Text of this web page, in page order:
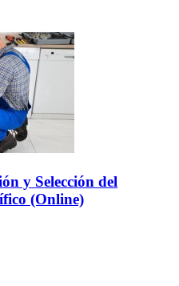
y Selección del
(Online)